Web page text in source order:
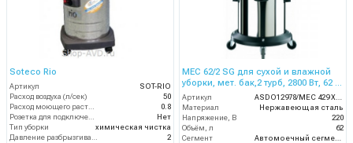
Soteco Rio
Артикул
SOT-RIO
Расход воздуха (л/сек)
50
0.8
Нет
Тип уборки
химическая чистка
2
MEC 62/2 SG для сухой и влажной
уборки, мет. бак,2 турб, 2800 Вт, 62 л.
гараж.компл.
Артикул
Материал
Нержавеющая сталь
Напряжение, В
220
Объём, л
62
Сегмент